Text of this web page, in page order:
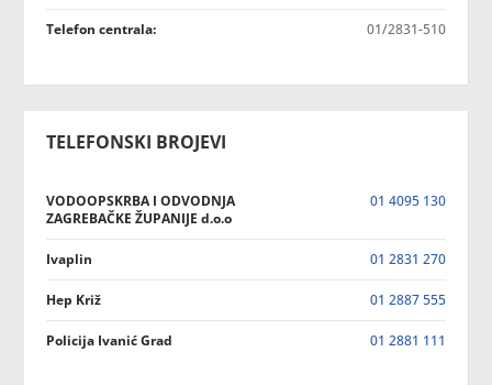
Telefon centrala: 01/2831-510
TELEFONSKI BROJEVI
VODOOPSKRBA I ODVODNJA
ZAGREBAČKE ŽUPANIJE d.o.o
01 4095 130
Ivaplin 01 2831 270
Hep Križ 01 2887 555
Policija Ivanić Grad 01 2881 111